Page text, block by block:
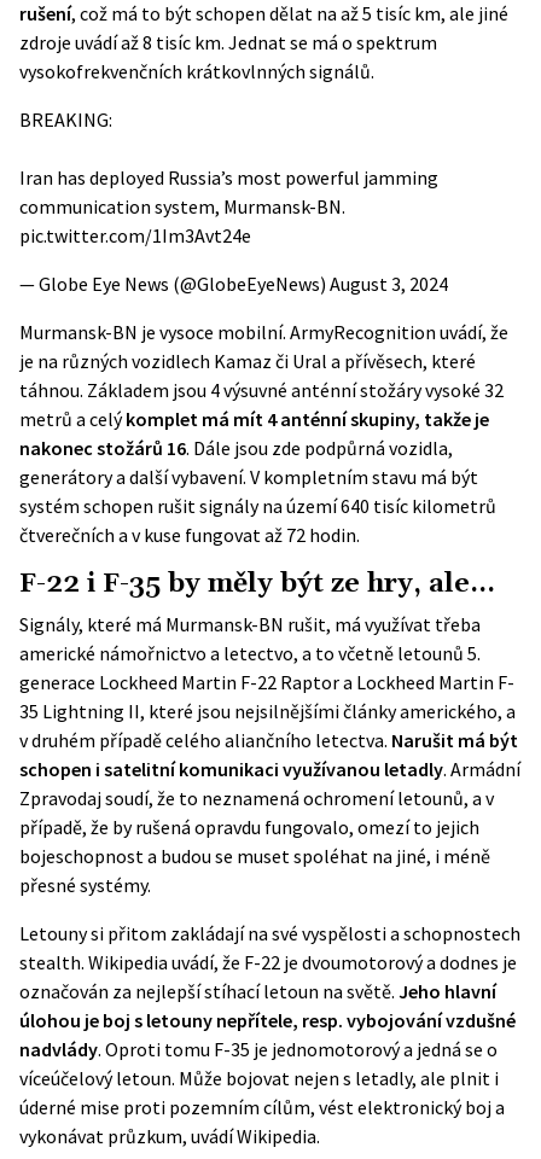
rušení, což má to být schopen dělat na až 5 tisíc km, ale jiné
zdroje uvádí až 8 tisíc km. Jednat se má o spektrum
vysokofrekvenčních krátkovlnných signálů.
BREAKING:
Iran has deployed Russia’s most powerful jamming
communication system, Murmansk-BN.
pic.twitter.com/1Im3Avt24e
— Globe Eye News (@GlobeEyeNews) August 3, 2024
Murmansk-BN je vysoce mobilní. ArmyRecognition uvádí, že
je na různých vozidlech Kamaz či Ural a přívěsech, které
táhnou. Základem jsou 4 výsuvné anténní stožáry vysoké 32
metrů a celýkomplet má mít 4 anténní skupiny, takže je
nakonec stožárů 16. Dále jsou zde podpůrná vozidla,
generátory a další vybavení. V kompletním stavu má být
systém schopen rušit signály na území 640 tisíc kilometrů
čtverečních a v kuse fungovat až 72 hodin.
F-22 i F-35 by měly být ze hry, ale…
Signály, které má Murmansk-BN rušit, má využívat třeba
americké námořnictvo a letectvo, a to včetně letounů 5.
generace Lockheed Martin F-22 Raptora Lockheed Martin F-
35 Lightning II, které jsou nejsilnějšími články amerického, a
v druhém případě celého aliančního letectva. Narušit má být
schopen i satelitní komunikaci využívanou letadly. Armádní
Zpravodaj soudí, že to neznamená ochromení letounů, a v
případě, že by rušená opravdu fungovalo, omezí to jejich
bojeschopnost a budou se muset spoléhat na jiné, i méně
přesné systémy.
Letouny si přitom zakládají na své vyspělosti a schopnostech
stealth. Wikipedia uvádí, že F-22 je dvoumotorový a dodnes je
označován za nejlepší stíhací letoun na světě. Jeho hlavní
úlohou je boj s letouny nepřítele, resp. vybojování vzdušné
nadvlády. Oproti tomu F-35 je jednomotorový a jedná se o
víceúčelový letoun. Může bojovat nejen s letadly, ale plnit i
úderné mise proti pozemním cílům, vést elektronický boj a
vykonávat průzkum, uvádíWikipedia.